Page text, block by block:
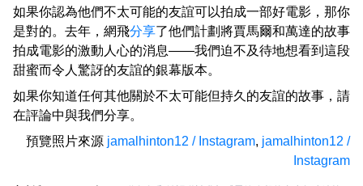
如果你認為他們不太可能的友誼可以拍成一部好電影，那你
是對的。去年，網飛分享了他們計劃將賈馬爾和萬達的故事
拍成電影的激動人心的消息——我們迫不及待地想看到這段
甜蜜而令人驚訝的友誼的銀幕版本。
如果你知道任何其他關於不太可能但持久的友誼的故事，請
在評論中與我們分享。
預覽照片來源 jamalhinton12 / Instagram, jamalhinton12 /
Instagram